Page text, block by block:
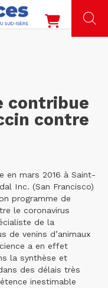
contribue
contre
en mars 2016 à Saint-
Inc. (San Francisco)
programme de
le coronavirus
de la
de venins d’animaux
a en effet
la synthèse et
des délais très
inestimable